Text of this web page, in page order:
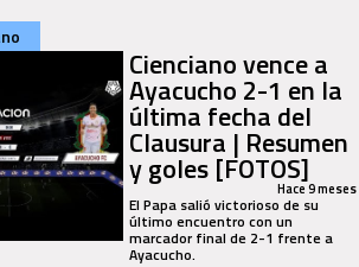
Cienciano vence a
Ayacucho 2-1 en la
última fecha del
Clausura | Resumen
y goles [FOTOS]Hace 9 meses
El Papa salió victorioso de su
último encuentro con un
marcador final de 2-1 frente a
Ayacucho.